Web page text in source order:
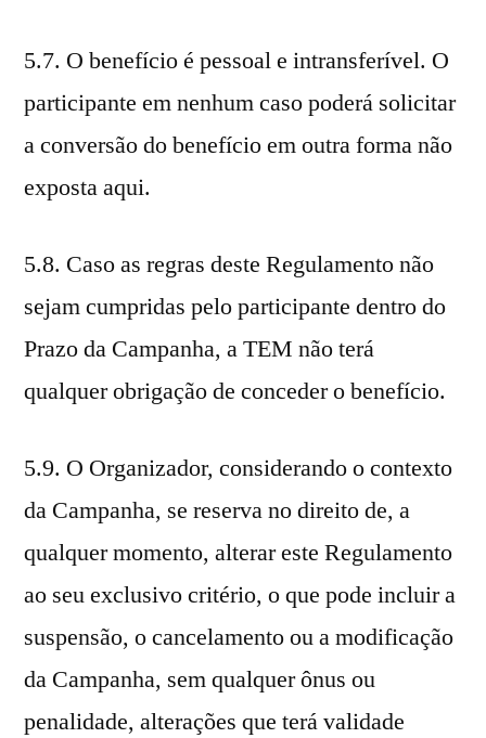
5.7. O benefício é pessoal e intransferível. O
participante em nenhum caso poderá solicitar
a conversão do benefício em outra forma não
exposta aqui.
5.8. Caso as regras deste Regulamento não
sejam cumpridas pelo participante dentro do
Prazo da Campanha, a TEM não terá
qualquer obrigação de conceder o benefício.
5.9. O Organizador, considerando o contexto
da Campanha, se reserva no direito de, a
qualquer momento, alterar este Regulamento
ao seu exclusivo critério, o que pode incluir a
suspensão, o cancelamento ou a modificação
da Campanha, sem qualquer ônus ou
penalidade, alterações que terá validade